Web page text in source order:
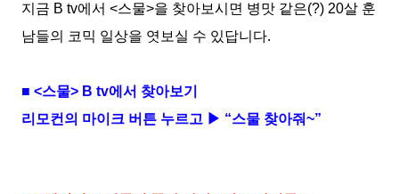
지금 B tv에서 <스물>을 찾아보시면 병맛 같은(?) 20살 훈
남들의 코믹 일상을 엿보실 수 있답니다.
■ <스물> B tv에서 찾아보기
리모컨의 마이크 버튼 누르고 ▶ “스물 찾아줘~”